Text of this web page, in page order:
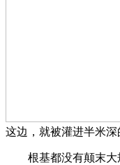
这边，就被灌进半米深
根基都没有颠末大